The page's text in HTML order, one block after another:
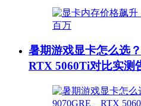
暑期游戏显卡怎么选
RTX 5060Ti对比实测